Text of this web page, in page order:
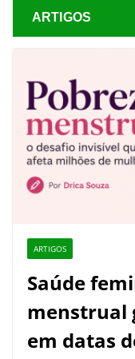
ARTIGOS
ARTIGOS
Saúde
menstrual
em datas